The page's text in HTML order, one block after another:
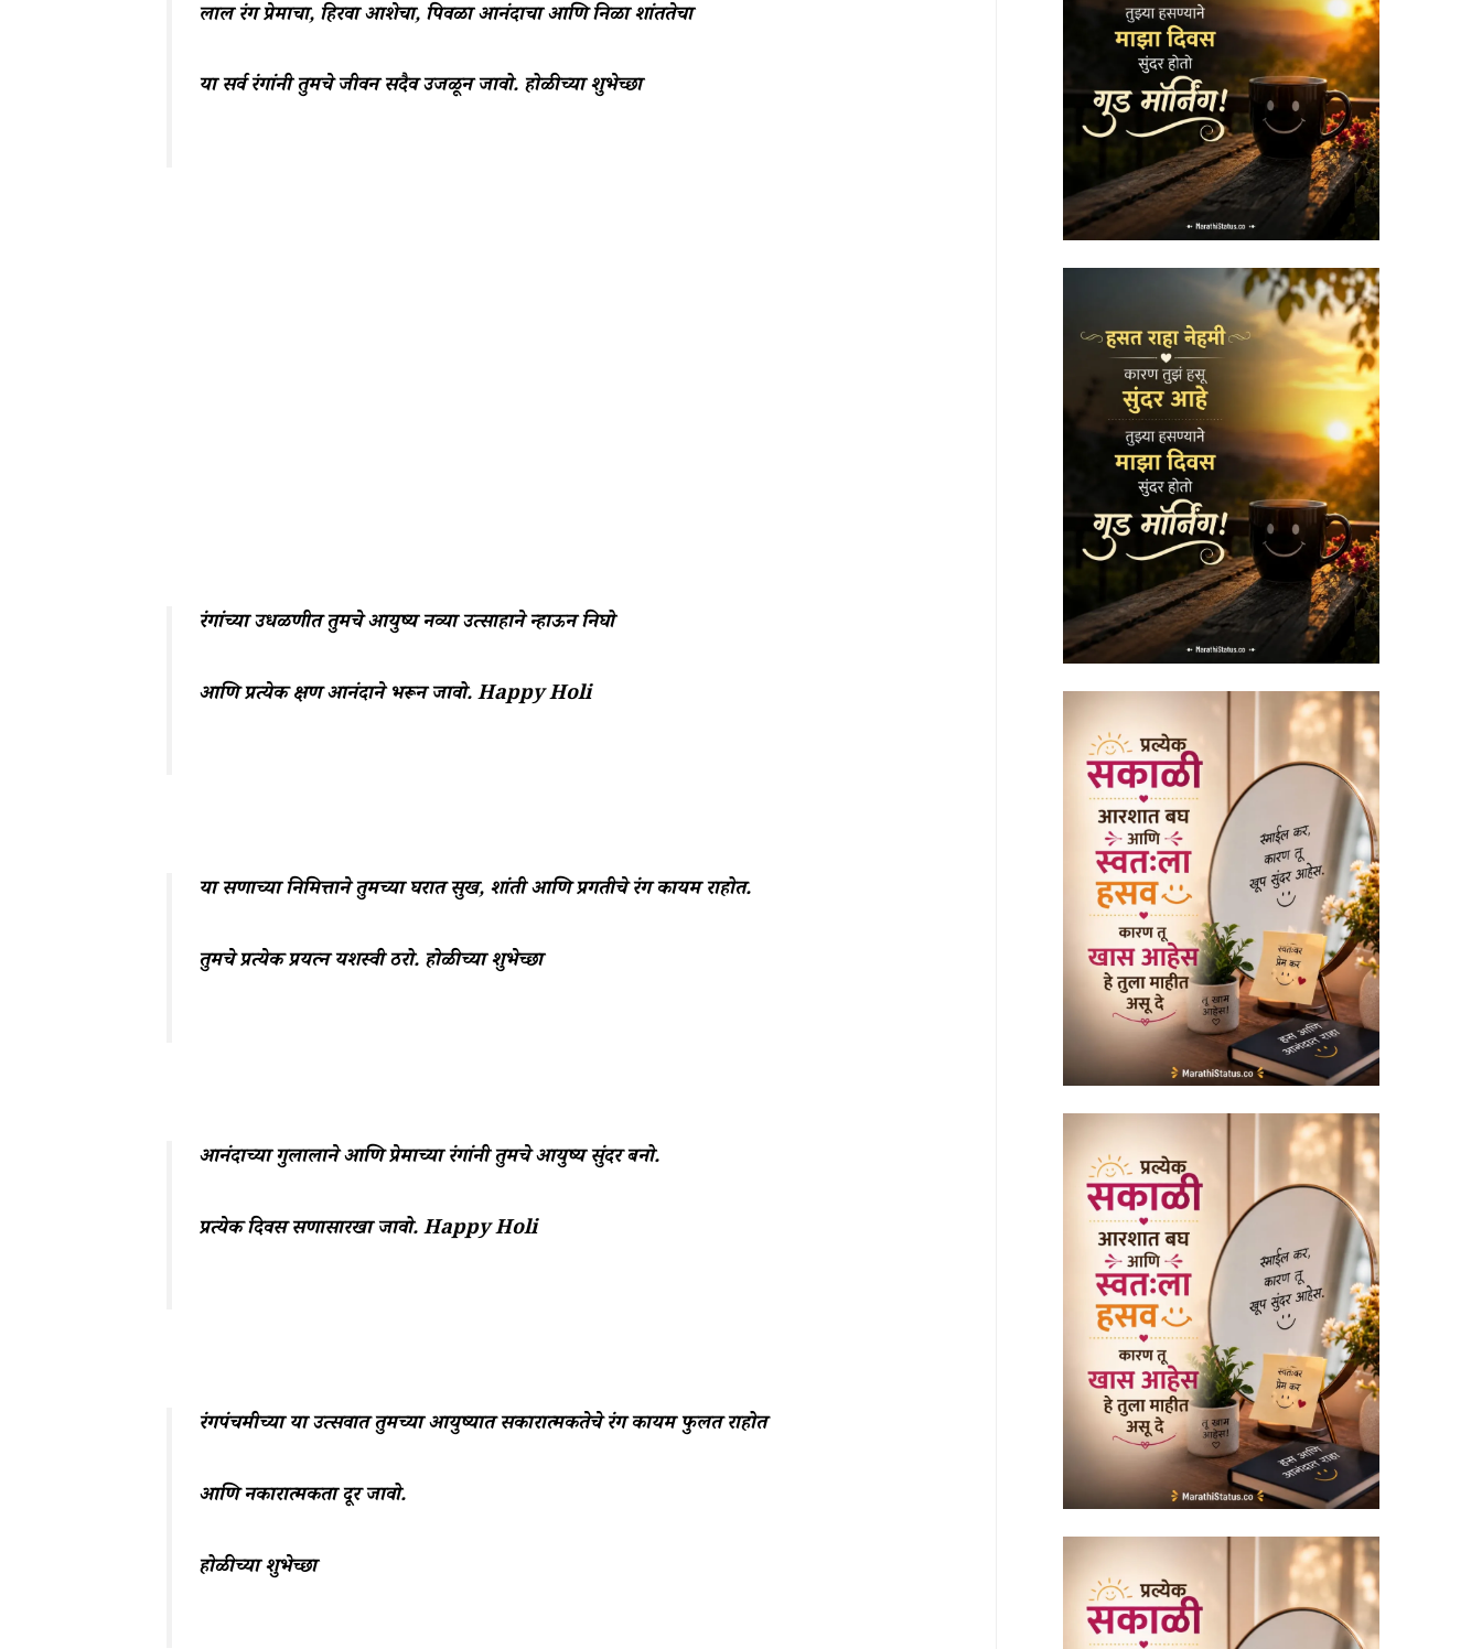
लाल रंग प्रेमाचा, हिरवा आशेचा, पिवळा आनंदाचा आणि निळा शांततेचा
या सर्व रंगांनी तुमचे जीवन सदैव उजळून जावो. होळीच्या शुभेच्छा
रंगांच्या उधळणीत तुमचे आयुष्य नव्या उत्साहाने न्हाऊन निघो
आणि प्रत्येक क्षण आनंदाने भरून जावो. Happy Holi
या सणाच्या निमित्ताने तुमच्या घरात सुख, शांती आणि प्रगतीचे रंग कायम राहोत.
तुमचे प्रत्येक प्रयत्न यशस्वी ठरो. होळीच्या शुभेच्छा
आनंदाच्या गुलालाने आणि प्रेमाच्या रंगांनी तुमचे आयुष्य सुंदर बनो.
प्रत्येक दिवस सणासारखा जावो. Happy Holi
रंगपंचमीच्या या उत्सवात तुमच्या आयुष्यात सकारात्मकतेचे रंग कायम फुलत राहोत
आणि नकारात्मकता दूर जावो.
होळीच्या शुभेच्छा